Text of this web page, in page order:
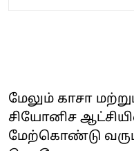
மேலும் காசா
சியோனிச
மேற்கொண்டு வரும்